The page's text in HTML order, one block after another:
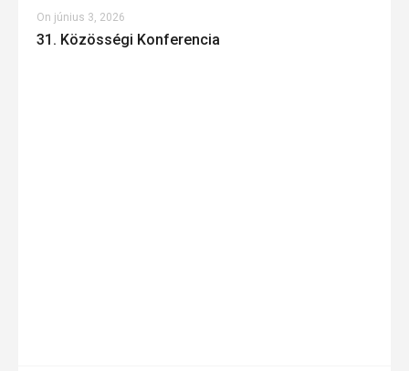
On június 3, 2026
31. Közösségi Konferencia